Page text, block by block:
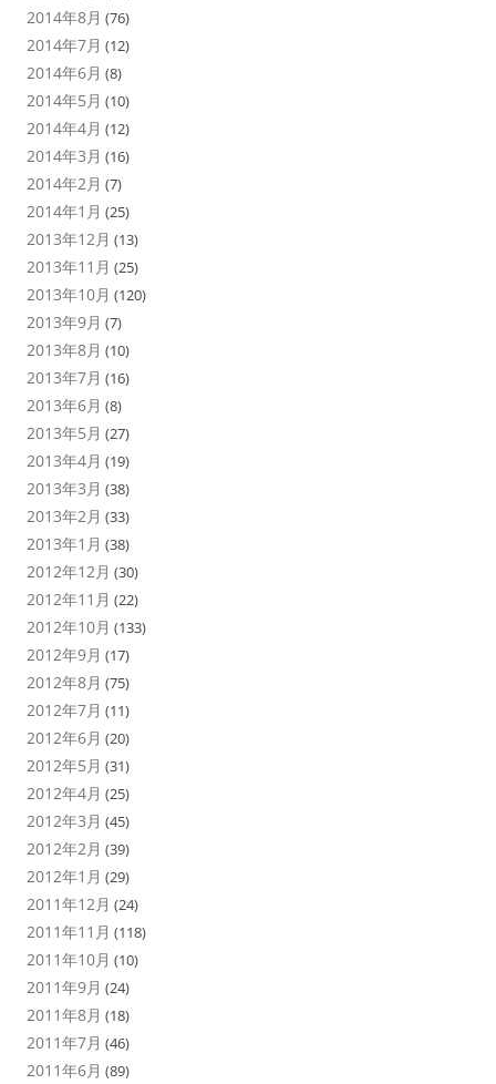
2014年8月 (76)
2014年7月 (12)
2014年6月 (8)
2014年5月 (10)
2014年4月 (12)
2014年3月 (16)
2014年2月 (7)
2014年1月 (25)
2013年12月 (13)
2013年11月 (25)
2013年10月 (120)
2013年9月 (7)
2013年8月 (10)
2013年7月 (16)
2013年6月 (8)
2013年5月 (27)
2013年4月 (19)
2013年3月 (38)
2013年2月 (33)
2013年1月 (38)
2012年12月 (30)
2012年11月 (22)
2012年10月 (133)
2012年9月 (17)
2012年8月 (75)
2012年7月 (11)
2012年6月 (20)
2012年5月 (31)
2012年4月 (25)
2012年3月 (45)
2012年2月 (39)
2012年1月 (29)
2011年12月 (24)
2011年11月 (118)
2011年10月 (10)
2011年9月 (24)
2011年8月 (18)
2011年7月 (46)
2011年6月 (89)